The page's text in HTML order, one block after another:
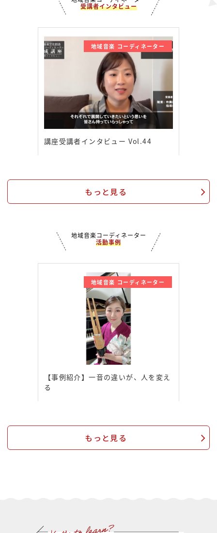
受講者インタビュー
地域音楽 コーディネーター
講座受講者インタビュー Vol.44
もっと見る
地域音楽コーディネーター
活動事例
地域音楽 コーディネーター
【事例紹介】一音の違いが、人を変え
る
もっと見る